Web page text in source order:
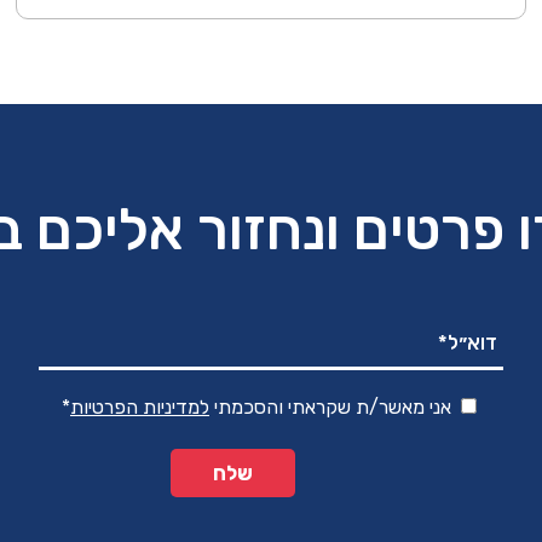
היה:
הוא:
פרטים ונחזור
אני מאשר/ת שקראתי והסכמתי למדיניות הפרטיות*